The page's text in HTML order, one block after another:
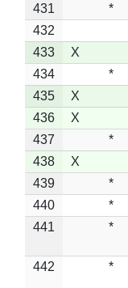
431
*
432
433
X
434
*
435
X
436
X
437
*
438
X
439
*
440
*
441
*
442
*